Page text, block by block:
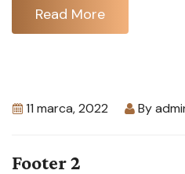
Read More
11 marca, 2022 By
Footer 2